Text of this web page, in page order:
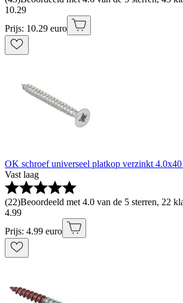
10.29
Prijs: 10.29 euro
OK schroef universeel platkop verzinkt
Vast laag
(22)Beoordeeld met 4.0 van de 5 sterren, 22
4.99
Prijs: 4.99 euro